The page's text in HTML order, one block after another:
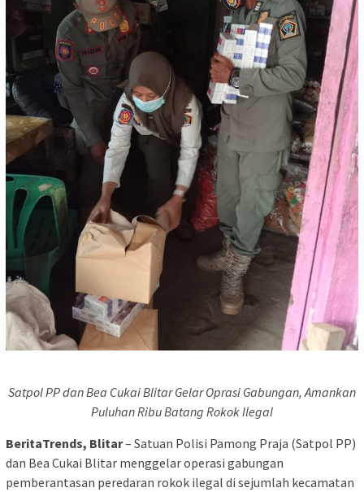
Satpol PP dan Bea Cukai Blitar Gelar Oprasi Gabungan, Amankan
Puluhan Ribu Batang Rokok Ilegal
BeritaTrends, Blitar– Satuan Polisi Pamong Praja (Satpol PP)
dan Bea Cukai Blitar menggelar operasi gabungan
pemberantasan peredaran rokok ilegal di sejumlah kecamatan